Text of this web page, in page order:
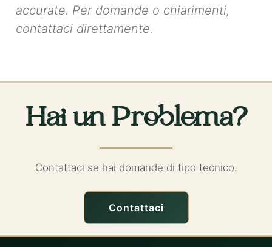
accurate. Per domande o chiarimenti,
contattaci direttamente.
Hai un Problema?
Contattaci se hai domande di tipo tecnico.
Contattaci